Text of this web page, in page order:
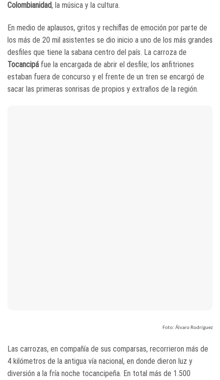
Colombianidad, la música y la cultura.
En medio de aplausos, gritos y rechiflas de emoción por parte de
los más de 20 mil asistentes se dio inicio a uno de los más grandes
desfiles que tiene la sabana centro del país. La carroza de
Tocancipá fue la encargada de abrir el desfile; los anfitriones
estaban fuera de concurso y el frente de un tren se encargó de
sacar las primeras sonrisas de propios y extraños de la región.
Foto: Álvaro Rodríguez
Las carrozas, en compañía de sus comparsas, recorrieron más de
4 kilómetros de la antigua vía nacional, en donde dieron luz y
diversión a la fría noche tocancipeña. En total más de 1.500